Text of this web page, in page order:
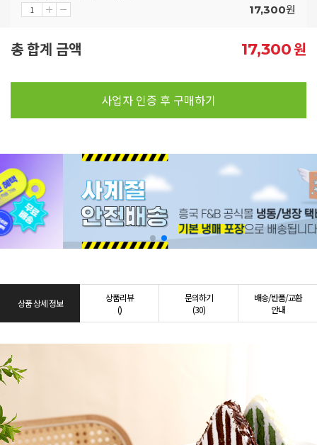
17,300원
총 합계 금액 17,300원
사업자 인증 후 구매하기
상품 상세 정보
상품리뷰
()
문의하기
(30)
배송/반품/교환
안내